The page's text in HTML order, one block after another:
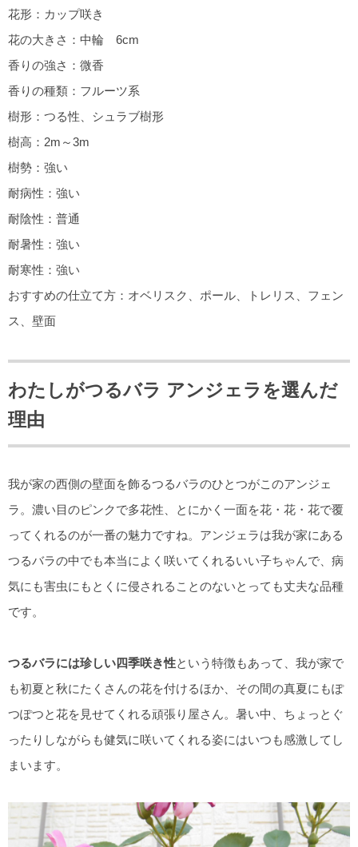
花形：カップ咲き
花の大きさ：中輪 6cm
香りの強さ：微香
香りの種類：フルーツ系
樹形：つる性、シュラブ樹形
樹高：2m～3m
樹勢：強い
耐病性：強い
耐陰性：普通
耐暑性：強い
耐寒性：強い
おすすめの仕立て方：オベリスク、ポール、トレリス、フェン
ス、壁面
わたしがつるバラ アンジェラを選んだ
理由
我が家の西側の壁面を飾るつるバラのひとつがこのアンジェ
ラ。濃い目のピンクで多花性、とにかく一面を花・花・花で覆
ってくれるのが一番の魅力ですね。アンジェラは我が家にある
つるバラの中でも本当によく咲いてくれるいい子ちゃんで、病
気にも害虫にもとくに侵されることのないとっても丈夫な品種
です。
つるバラには珍しい四季咲き性という特徴もあって、我が家で
も初夏と秋にたくさんの花を付けるほか、その間の真夏にもぽ
つぽつと花を見せてくれる頑張り屋さん。暑い中、ちょっとぐ
ったりしながらも健気に咲いてくれる姿にはいつも感激してし
まいます。